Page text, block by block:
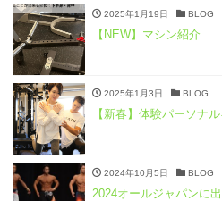
2025年1月19日 BLOG
【NEW】マシン紹介
2025年1月3日 BLOG
【新春】体験パーソナ
2024年10月5日 BLOG
2024オールジャパンに